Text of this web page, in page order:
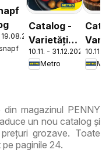
Catalog -
Varietăți
de Roșii
10.11. - 31.12.2026
Metro
de
10.11.
magazinul PENNY
un nou catalog și
grozave. Toate
paginile 24.